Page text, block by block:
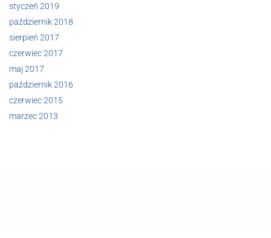
styczeń 2019
październik 2018
sierpień 2017
czerwiec 2017
maj 2017
październik 2016
czerwiec 2015
marzec 2013